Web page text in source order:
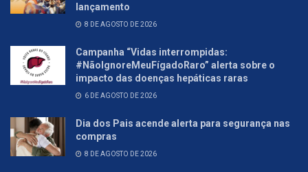
lançamento
8 DE AGOSTO DE 2026
Campanha “Vidas interrompidas:
#NãoIgnoreMeuFígadoRaro” alerta sobre o
impacto das doenças hepáticas raras
6 DE AGOSTO DE 2026
Dia dos Pais acende alerta para segurança nas
compras
8 DE AGOSTO DE 2026